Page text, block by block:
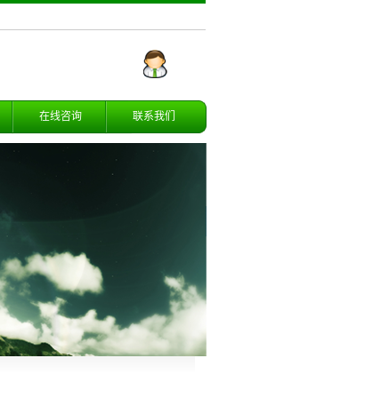
在线咨询 联系我们